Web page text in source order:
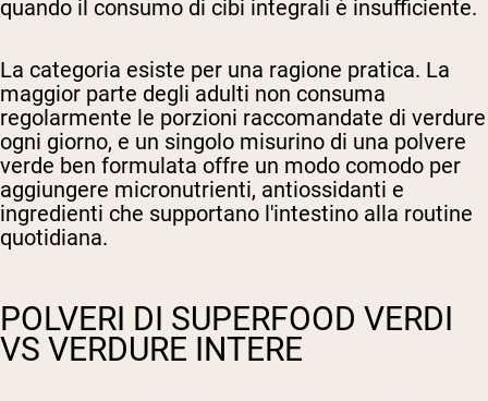
quando il consumo di cibi integrali è insufficiente.
La categoria esiste per una ragione pratica. La
maggior parte degli adulti non consuma
regolarmente le porzioni raccomandate di verdure
ogni giorno, e un singolo misurino di una polvere
verde ben formulata offre un modo comodo per
aggiungere micronutrienti, antiossidanti e
ingredienti che supportano l'intestino alla routine
quotidiana.
POLVERI DI SUPERFOOD VERDI
VS VERDURE INTERE